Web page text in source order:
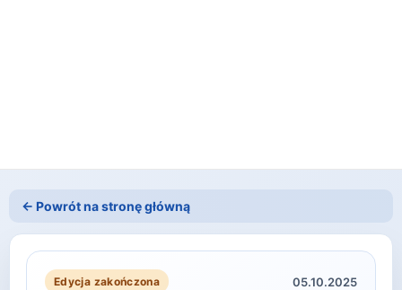
← Powrót na stronę główną
Edycja zakończona 05.10.2025